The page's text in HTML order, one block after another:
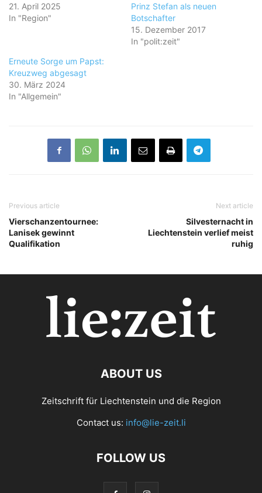
21. April 2025
In "Region"
Prinz Stefan als neuen
Botschafter
15. Dezember 2017
In "polit:zeit"
Erneute Sorge um Papst:
Kreuzweg abgesagt
30. März 2024
In "Allgemein"
Previous article
Vierschanzentournee:
Lanisek gewinnt
Qualifikation
Next article
Silvesternacht in
Liechtenstein verlief meist
ruhig
ABOUT US
Zeitschrift für Liechtenstein und die Region
Contact us: info@lie-zeit.li
FOLLOW US